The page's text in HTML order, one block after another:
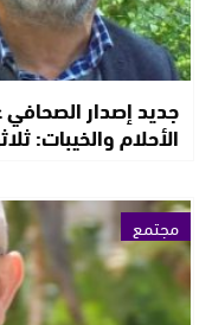
جديد إصدار الصحافي
الأحلام والخيبات:
مجتمع